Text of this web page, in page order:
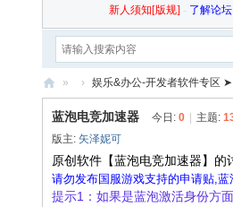
新人须知[版规] - 了解论坛
蓝
泡
论
坛
» › 娱乐&办公-开发者软件专区 ➤
蓝泡电竞加速器 今日: 0 主题:
版主: 矢泽妮可
原创软件【蓝泡电竞加速器】
请勿发布国服游戏支持的申请贴,蓝
提示1：如果是蓝泡激活身份方